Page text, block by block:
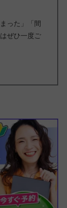
った」「間
ぜひ一度ご